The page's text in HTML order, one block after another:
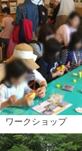
ワークショップ